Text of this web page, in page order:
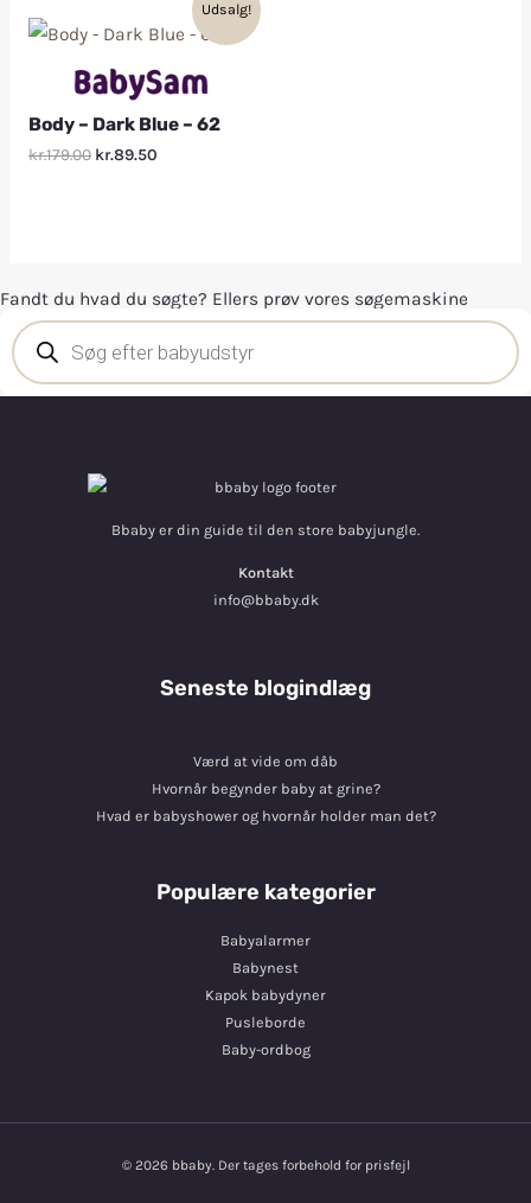
Udsalg!
Body – Dark Blue – 62
kr.179.00 kr.89.50
Fandt du hvad du søgte? Ellers prøv vores søgemaskine
Bbaby er din guide til den store babyjungle.
Kontakt
info@bbaby.dk
Seneste blogindlæg
Værd at vide om dåb
Hvornår begynder baby at grine?
Hvad er babyshower og hvornår holder man det?
Populære kategorier
Babyalarmer
Babynest
Kapok babydyner
Pusleborde
Baby-ordbog
© 2026 bbaby. Der tages forbehold for prisfejl